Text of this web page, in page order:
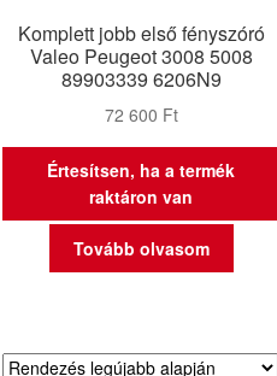
Komplett jobb első fényszóró
Valeo Peugeot 3008 5008
89903339 6206N9
72 600 Ft
Értesítsen, ha a termék
raktáron van
Tovább olvasom